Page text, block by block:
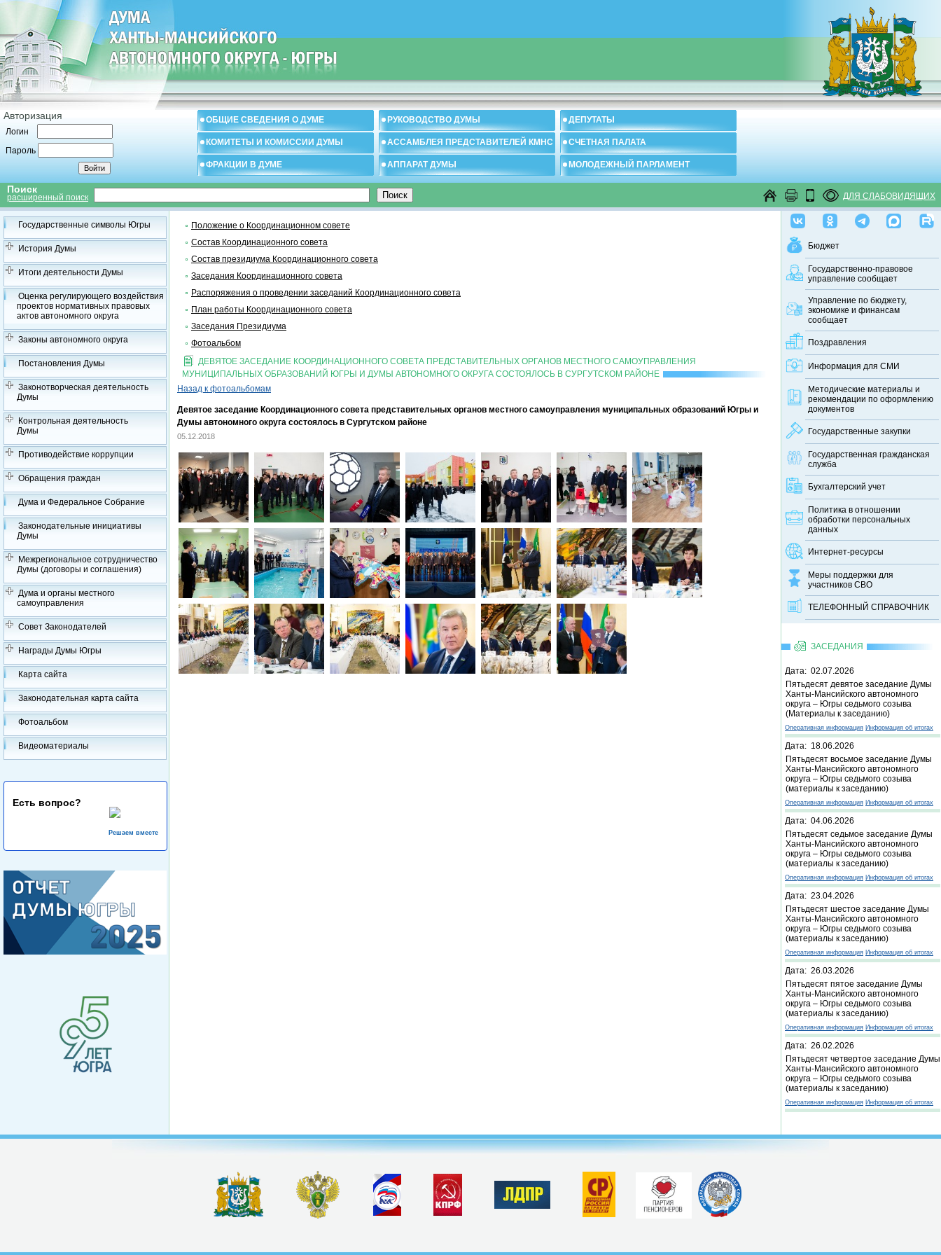
Авторизация
Логин
Пароль
ОБЩИЕ СВЕДЕНИЯ О ДУМЕ РУКОВОДСТВО ДУМЫ ДЕПУТАТЫ
КОМИТЕТЫ И КОМИССИИ ДУМЫ АССАМБЛЕЯ ПРЕДСТАВИТЕЛЕЙ КМНС СЧЕТНАЯ ПАЛАТА
ФРАКЦИИ В ДУМЕ АППАРАТ ДУМЫ МОЛОДЕЖНЫЙ ПАРЛАМЕНТ
Поиск
расширенный поиск ДЛЯ СЛАБОВИДЯЩИХ
Государственные символы Югры
История Думы
Итоги деятельности Думы
Оценка регулирующего воздействия
проектов нормативных правовых
актов автономного округа
Законы автономного округа
Постановления Думы
Законотворческая деятельность
Думы
Контрольная деятельность
Думы
Противодействие коррупции
Обращения граждан
Дума и Федеральное Собрание
Законодательные инициативы
Думы
Межрегиональное сотрудничество
Думы (договоры и соглашения)
Дума и органы местного
самоуправления
Совет Законодателей
Награды Думы Югры
Карта сайта
Законодательная карта сайта
Фотоальбом
Видеоматериалы
Есть вопрос?
Решаем вместе
Бюджет
Государственно-правовое
управление сообщает
Управление по бюджету,
экономике и финансам
сообщает
Поздравления
Информация для СМИ
Методические материалы и
рекомендации по оформлению
документов
Государственные закупки
Государственная гражданская
служба
Бухгалтерский учет
Политика в отношении
обработки персональных
данных
Интернет-ресурсы
Меры поддержки для
участников СВО
ТЕЛЕФОННЫЙ CПРАВОЧНИК
ЗАСЕДАНИЯ
Дата: 02.07.2026
Пятьдесят девятое заседание Думы
Ханты-Мансийского автономного
округа – Югры седьмого созыва
(Материалы к заседанию)
Оперативная информация Информация об итогах
Дата: 18.06.2026
Пятьдесят восьмое заседание Думы
Ханты-Мансийского автономного
округа – Югры седьмого созыва
(материалы к заседанию)
Оперативная информация Информация об итогах
Дата: 04.06.2026
Пятьдесят седьмое заседание Думы
Ханты-Мансийского автономного
округа – Югры седьмого созыва
(материалы к заседанию)
Оперативная информация Информация об итогах
Дата: 23.04.2026
Пятьдесят шестое заседание Думы
Ханты-Мансийского автономного
округа – Югры седьмого созыва
(материалы к заседанию)
Оперативная информация Информация об итогах
Дата: 26.03.2026
Пятьдесят пятое заседание Думы
Ханты-Мансийского автономного
округа – Югры седьмого созыва
(материалы к заседанию)
Оперативная информация Информация об итогах
Дата: 26.02.2026
Пятьдесят четвертое заседание Думы
Ханты-Мансийского автономного
округа – Югры седьмого созыва
(материалы к заседанию)
Оперативная информация Информация об итогах
Положение о Координационном совете
Состав Координационного совета
Состав президиума Координационного совета
Заседания Координационного cовета
Распоряжения о проведении заседаний Координационного совета
План работы Координационного совета
Заседания Президиума
Фотоальбом
ДЕВЯТОЕ ЗАСЕДАНИЕ КООРДИНАЦИОННОГО СОВЕТА ПРЕДСТАВИТЕЛЬНЫХ ОРГАНОВ МЕСТНОГО САМОУПРАВЛЕНИЯ
МУНИЦИПАЛЬНЫХ ОБРАЗОВАНИЙ ЮГРЫ И ДУМЫ АВТОНОМНОГО ОКРУГА СОСТОЯЛОСЬ В СУРГУТСКОМ РАЙОНЕ
Назад к фотоальбомам
Девятое заседание Координационного совета представительных органов местного самоуправления муниципальных образований Югры и
Думы автономного округа состоялось в Сургутском районе
05.12.2018